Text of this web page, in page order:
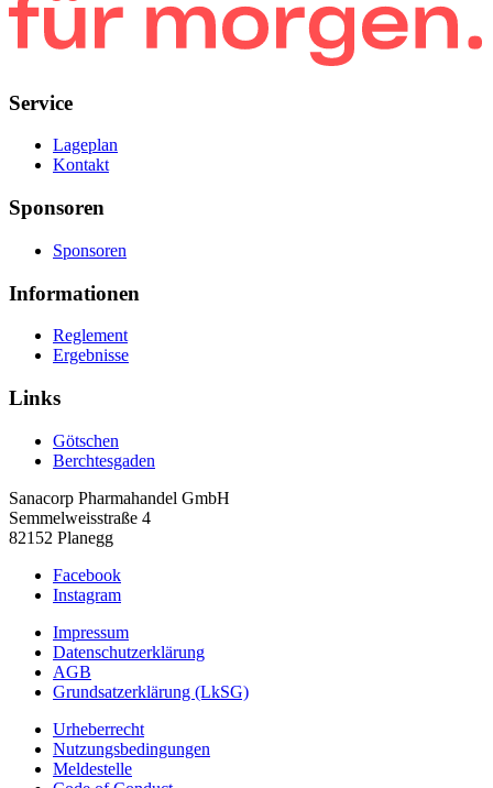
Service
Lageplan
Kontakt
Sponsoren
Sponsoren
Informationen
Reglement
Ergebnisse
Links
Götschen
Berchtesgaden
Sanacorp Pharmahandel GmbH
Semmelweisstraße 4
82152 Planegg
Facebook
Instagram
Impressum
Datenschutzerklärung
AGB
Grundsatzerklärung (LkSG)
Urheberrecht
Nutzungsbedingungen
Meldestelle